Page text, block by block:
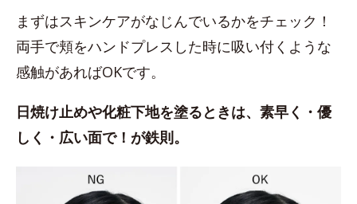
まずはスキンケアがなじんでいるかをチェック！
両手で頬をハンドプレスした時に吸い付くような
感触があればOKです。
日焼け止めや化粧下地を塗るときは、素早く・優
しく・広い面で！が鉄則。